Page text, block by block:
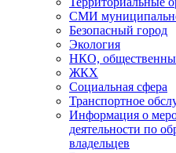
СМИ
Безопасный город
Экология
НКО,
ЖКХ
Социальная сфера
Транспортное
Информация о
деятельности по
владельцев